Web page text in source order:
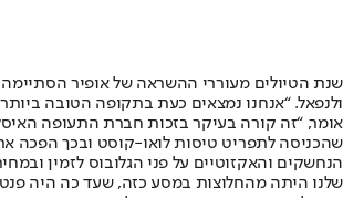
שנת הטיולים מעוררי ההשראה של אופיר
ולנפאל. “אנחנו נמצאים כעת בתקופה הטובה
שהכניסה לתפריט טיסות לואו-קוסט ובכך הפכה
הנחשקים והאקזוטיים על פני הגלובוס לזמין
שלנו היתה מהחלוצות במסע כזה, שעד כה היה